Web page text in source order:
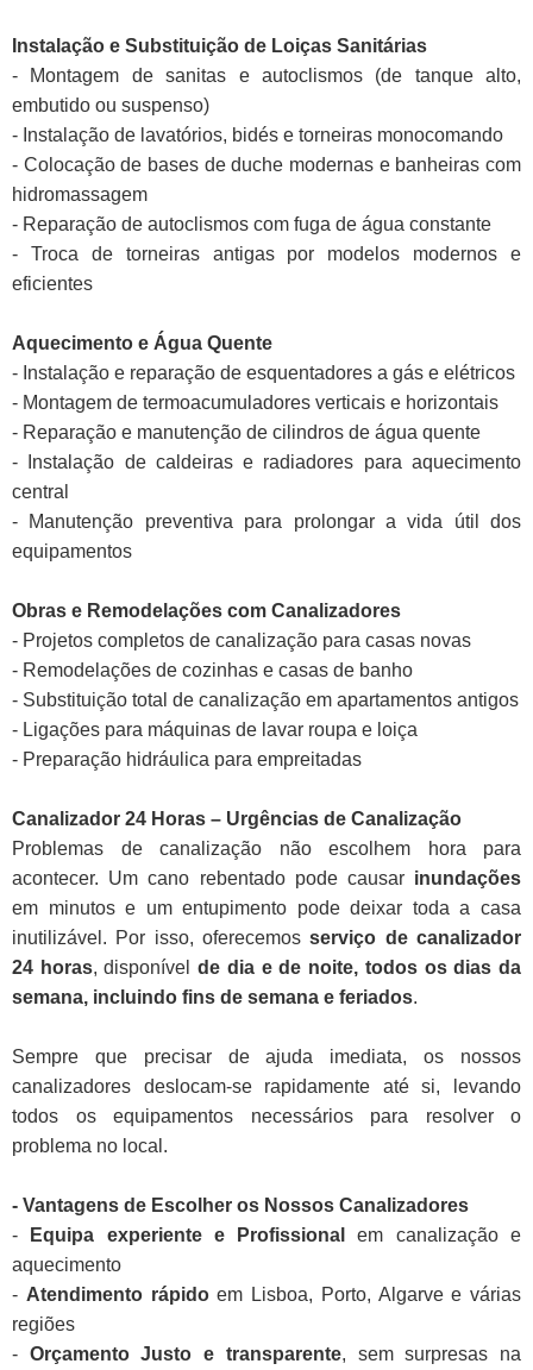
Instalação e Substituição de Loiças Sanitárias
- Montagem de sanitas e autoclismos (de tanque alto,
embutido ou suspenso)
- Instalação de lavatórios, bidés e torneiras monocomando
- Colocação de bases de duche modernas e banheiras com
hidromassagem
- Reparação de autoclismos com fuga de água constante
- Troca de torneiras antigas por modelos modernos e
eficientes
Aquecimento e Água Quente
- Instalação e reparação de esquentadores a gás e elétricos
- Montagem de termoacumuladores verticais e horizontais
- Reparação e manutenção de cilindros de água quente
- Instalação de caldeiras e radiadores para aquecimento
central
- Manutenção preventiva para prolongar a vida útil dos
equipamentos
Obras e Remodelações com Canalizadores
- Projetos completos de canalização para casas novas
- Remodelações de cozinhas e casas de banho
- Substituição total de canalização em apartamentos antigos
- Ligações para máquinas de lavar roupa e loiça
- Preparação hidráulica para empreitadas
Canalizador 24 Horas – Urgências de Canalização
Problemas de canalização não escolhem hora para
acontecer. Um cano rebentado pode causar inundações
em minutos e um entupimento pode deixar toda a casa
inutilizável. Por isso, oferecemosserviço de canalizador
24 horas, disponívelde dia e de noite, todos os dias da
semana, incluindo fins de semana e feriados.
Sempre que precisar de ajuda imediata, os nossos
canalizadores deslocam-se rapidamente até si, levando
todos os equipamentos necessários para resolver o
problema no local.
- Vantagens de Escolher os Nossos Canalizadores
-
Equipa experiente e Profissional
em canalização e
aquecimento
- Atendimento rápidoem Lisboa, Porto, Algarve e várias
regiões
- Orçamento Justo e transparente, sem surpresas na